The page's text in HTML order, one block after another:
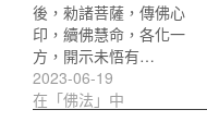
後，勑諸菩薩，傳佛心
印，續佛慧命，各化一
方，開示未悟有…
2023-06-19
在「佛法」中